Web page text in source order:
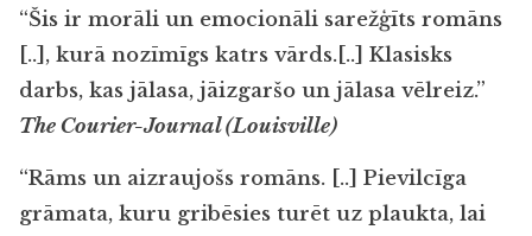
“Šis ir morāli un emocionāli sarežģīts romāns
[..], kurā nozīmīgs katrs vārds.[..] Klasisks
darbs, kas jālasa, jāizgaršo un jālasa vēlreiz.”
The Courier-Journal (Louisville)
“Rāms un aizraujošs romāns. [..] Pievilcīga
grāmata, kuru gribēsies turēt uz plaukta, lai